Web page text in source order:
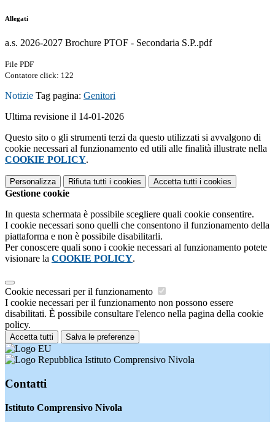
Allegati
a.s. 2026-2027 Brochure PTOF - Secondaria S.P..pdf
File PDF
Contatore click: 122
Notizie Tag pagina: Genitori
Ultima revisione il 14-01-2026
Questo sito o gli strumenti terzi da questo utilizzati si avvalgono di
cookie necessari al funzionamento ed utili alle finalità illustrate nella
COOKIE POLICY.
Personalizza Rifiuta tutti i cookies Accetta tutti i cookies
Gestione cookie
In questa schermata è possibile scegliere quali cookie consentire.
I cookie necessari sono quelli che consentono il funzionamento della
piattaforma e non è possibile disabilitarli.
Per conoscere quali sono i cookie necessari al funzionamento potete
visionare la COOKIE POLICY.
Cookie necessari per il funzionamento
I cookie necessari per il funzionamento non possono essere
disabilitati. È possibile consultare l'elenco nella pagina della cookie
policy.
Accetta tutti Salva le preferenze
Istituto Comprensivo Nivola
Contatti
Istituto Comprensivo Nivola